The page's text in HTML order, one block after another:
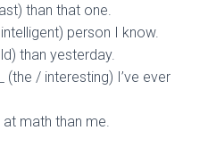
than that one.
intelligent) person I know.
than yesterday.
(the / interesting) I’ve ever
at math than me.